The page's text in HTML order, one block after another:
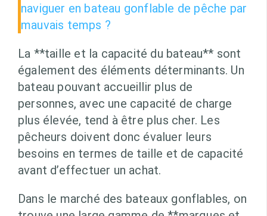
naviguer en bateau gonflable de pêche par
mauvais temps ?
La **taille et la capacité du bateau** sont
également des éléments déterminants. Un
bateau pouvant accueillir plus de
personnes, avec une capacité de charge
plus élevée, tend à être plus cher. Les
pêcheurs doivent donc évaluer leurs
besoins en termes de taille et de capacité
avant d’effectuer un achat.
Dans le marché des bateaux gonflables, on